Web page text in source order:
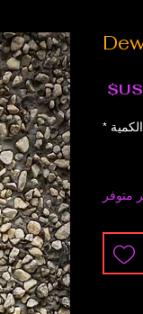
الكمية *
متوفر